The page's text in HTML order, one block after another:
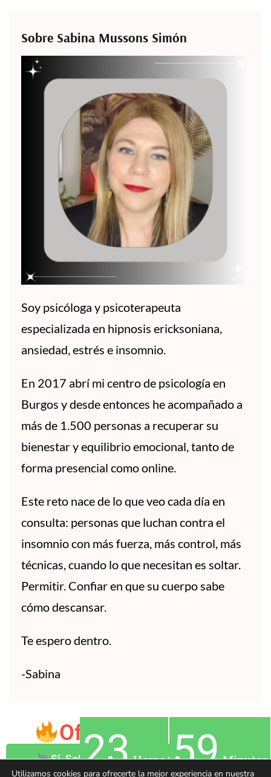
Sobre Sabina Mussons Simón
Soy psicóloga y psicoterapeuta
especializada en hipnosis ericksoniana,
ansiedad, estrés e insomnio.
En 2017 abrí mi centro de psicología en
Burgos y desde entonces he acompañado a
más de 1.500 personas a recuperar su
bienestar y equilibrio emocional, tanto de
forma presencial como online.
Este reto nace de lo que veo cada día en
consulta: personas que luchan contra el
insomnio con más fuerza, más control, más
técnicas, cuando lo que necesitan es soltar.
Permitir. Confiar en que su cuerpo sabe
cómo descansar.
Te espero dentro.
-Sabina
23 Horas 59 Minutos
Oferta 48 horas
Sí, Sabina. Quiero entrar al próximo
grupo por 47€
Utilizamos cookies para ofrecerte la mejor experiencia en nuestra